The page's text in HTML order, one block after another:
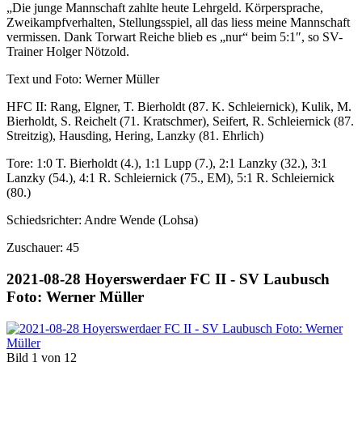
„Die junge Mannschaft zahlte heute Lehrgeld. Körpersprache,
Zweikampfverhalten, Stellungsspiel, all das liess meine Mannschaft
vermissen. Dank Torwart Reiche blieb es „nur“ beim 5:1″, so SV-
Trainer Holger Nötzold.
Text und Foto: Werner Müller
HFC II: Rang, Elgner, T. Bierholdt (87. K. Schleiernick), Kulik, M.
Bierholdt, S. Reichelt (71. Kratschmer), Seifert, R. Schleiernick (87.
Streitzig), Hausding, Hering, Lanzky (81. Ehrlich)
Tore: 1:0 T. Bierholdt (4.), 1:1 Lupp (7.), 2:1 Lanzky (32.), 3:1
Lanzky (54.), 4:1 R. Schleiernick (75., EM), 5:1 R. Schleiernick
(80.)
Schiedsrichter: Andre Wende (Lohsa)
Zuschauer: 45
2021-08-28 Hoyerswerdaer FC II - SV Laubusch
Foto: Werner Müller
Bild 1 von 12